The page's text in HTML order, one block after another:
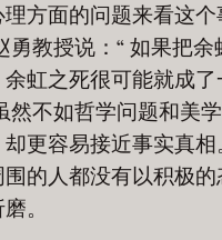
方面的问题来看这个
教授说：“ 如果把余
虹之死很可能就成了
然不如哲学问题和美
更容易接近事实真相
的人都没有以积极的
。